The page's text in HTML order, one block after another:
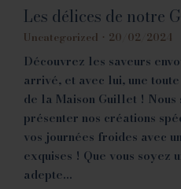
Les délices de notre
Uncategorized 20/02/2024
Découvrez les saveurs
arrivé, et avec lui, une
de la Maison Guillet ! Nous
présenter nos créations
vos journées froides avec
exquises ! Que vous soyez
adepte…